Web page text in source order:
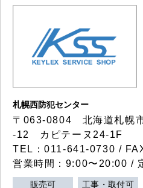
札幌西防犯センター
〒063-0804 北海道札幌
-12 カピテーヌ24-1F
TEL：011-641-0730 /
営業時間：9:00〜20:00 /
販売可 工事・取付可